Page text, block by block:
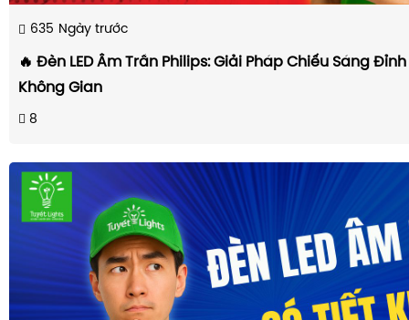
635 Ngày trước
🔥 Đèn LED Âm Trần Philips: Giải Pháp Chiếu Sáng
Không Gian
8